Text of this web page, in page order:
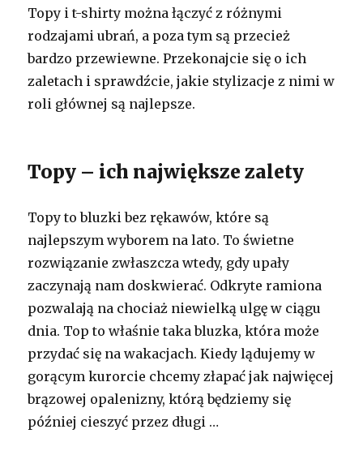
Topy i t-shirty można łączyć z różnymi
rodzajami ubrań, a poza tym są przecież
bardzo przewiewne. Przekonajcie się o ich
zaletach i sprawdźcie, jakie stylizacje z nimi w
roli głównej są najlepsze.
Topy – ich największe zalety
Topy to bluzki bez rękawów, które są
najlepszym wyborem na lato. To świetne
rozwiązanie zwłaszcza wtedy, gdy upały
zaczynają nam doskwierać. Odkryte ramiona
pozwalają na chociaż niewielką ulgę w ciągu
dnia. Top to właśnie taka bluzka, która może
przydać się na wakacjach. Kiedy lądujemy w
gorącym kurorcie chcemy złapać jak najwięcej
brązowej opalenizny, którą będziemy się
później cieszyć przez długi …